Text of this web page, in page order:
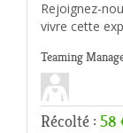
Rejoignez-
vivre cette
Teaming
Récolté : 58